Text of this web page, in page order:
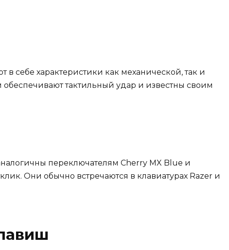
в себе характеристики как механической, так и
тактильный удар и известны своим
переключателям Cherry MX Blue и
Они обычно встречаются в клавиатурах Razer и